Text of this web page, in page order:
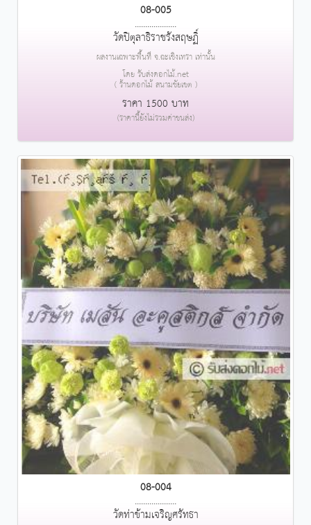
08-005
....................
วัดปิตุลาธิราชรังสฤษฏิ์
ผลงานเฉพาะพื้นที่ จ.ฉะเชิงเทรา เท่านั้น
โดย รับส่งดอกไม้.net
( ร้านดอกไม้ สนามชัยเขต )
ราคา 1500 บาท
(ราคานี้ยังไม่รวมค่าขนส่ง)
08-004
....................
วัดท่าข้ามเจริญศรัทธา